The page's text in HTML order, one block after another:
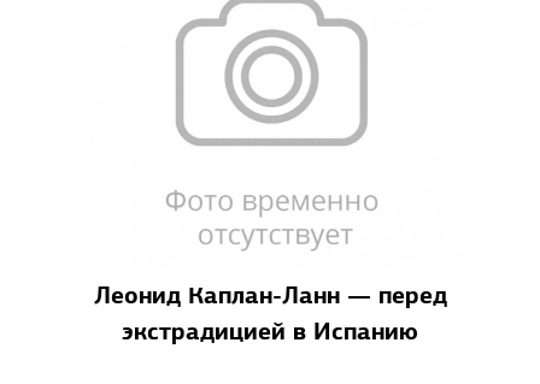
Леонид Каплан-Ланн — перед
экстрадицией в Испанию